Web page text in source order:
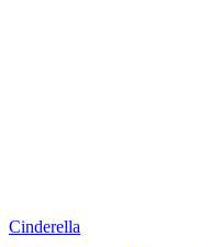
Cinderella